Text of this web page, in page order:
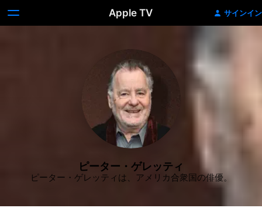
Apple TV サインイン
ピーター・ゲレッティ
ピーター・ゲレッティは、アメリカ合衆国の俳優。